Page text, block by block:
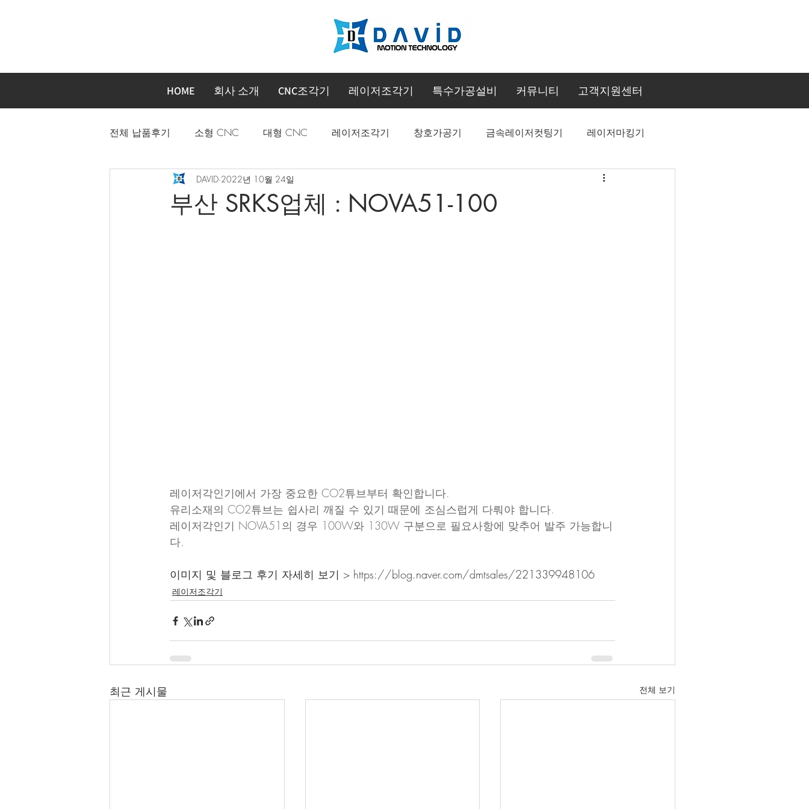
HOME 회사 소개 CNC조각기 레이저조각기 특수가공설비 커뮤니티 고객지원센터
전체 납품후기 소형 CNC 대형 CNC 레이저조각기 창호가공기 금속레이저컷팅기 레이저마킹기
자동화장비 주문제작기계 CNC 머시닝센터
부산 SRKS업체 : NOVA51-100
DAVID 2022년 10월 24일
레이저각인기에서 가장 중요한 CO2튜브부터 확인합니다.
유리소재의 CO2튜브는 쉽사리 깨질 수 있기 때문에 조심스럽게 다뤄야 합니다.
레이저각인기 NOVA51의 경우 100W와 130W 구분으로 필요사항에 맞추어 발주 가능합니
다.
이미지 및 블로그 후기 자세히 보기 > https://blog.naver.com/dmtsales/221339948106
레이저조각기
최근 게시물 전체 보기